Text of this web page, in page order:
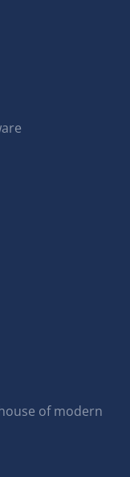
of modern